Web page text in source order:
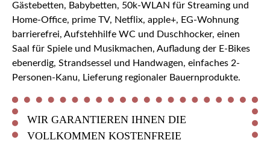
Gästebetten, Babybetten, 50k-WLAN für Streaming und
Home-Office, prime TV, Netflix, apple+, EG-Wohnung
barrierefrei, Aufstehhilfe WC und Duschhocker, einen
Saal für Spiele und Musikmachen, Aufladung der E-Bikes
ebenerdig, Strandsessel und Handwagen, einfaches 2-
Personen-Kanu, Lieferung regionaler Bauernprodukte.
WIR GARANTIEREN IHNEN DIE
VOLLKOMMEN KOSTENFREIE